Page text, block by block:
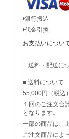
銀行振込
代金引換
お支払いについ
送料・配送に
■ 送料について
55,000円（税込
１回のご注文合
となります。
一部の商品は、
ご注文商品によ